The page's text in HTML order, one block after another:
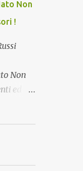
Non
!
Non
ed